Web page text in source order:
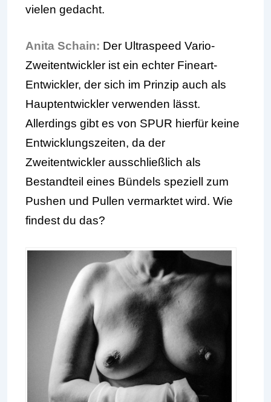
vielen gedacht.
Anita Schain: Der Ultraspeed Vario-
Zweitentwickler ist ein echter Fineart-
Entwickler, der sich im Prinzip auch als
Hauptentwickler verwenden lässt.
Allerdings gibt es von SPUR hierfür keine
Entwicklungszeiten, da der
Zweitentwickler ausschließlich als
Bestandteil eines Bündels speziell zum
Pushen und Pullen vermarktet wird. Wie
findest du das?